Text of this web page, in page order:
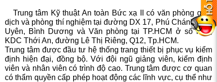
X-
Trung tâm Kỹ thuật An toàn Bức xạ II có văn phòng giao
dịch và phòng thí nghiệm tại đường DX 17, Phú Chánh, Tân
Uyên, Bình Dương và Văn phòng tại TP.HCM ở số K60,
KDC Thới An, đường Lê Thị Riêng, Q12, Tp.HCM.
Trung tâm được đầu tư hệ thống trang thiết bị phục vụ kiểm
định hiện đại, đồng bộ. Với đội ngũ giảng viên, kiểm định
viên và nhân viên có trình độ cao. Trung tâm được cơ quan
có thẩm quyền cấp phép hoạt động các lĩnh vực, cụ thể như